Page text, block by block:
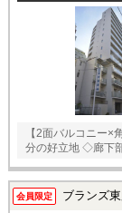
【2面バルコニー
分の好立地 ◇廊下
会員限定 ブランズ